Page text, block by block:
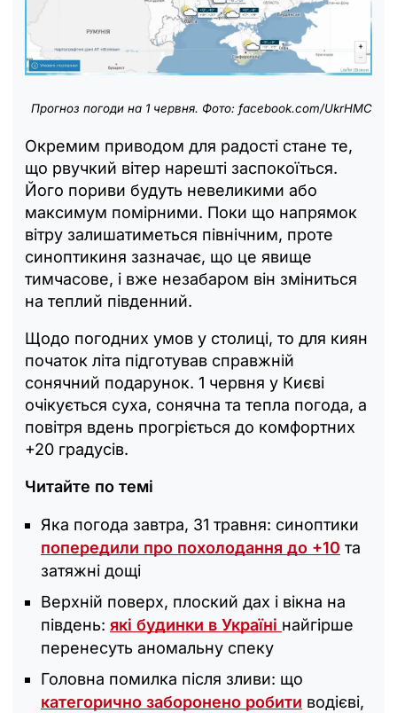
Прогноз погоди на 1 червня. Фото: facebook.com/UkrHMC
Окремим приводом для радості стане те,
що рвучкий вітер нарешті заспокоїться.
Його пориви будуть невеликими або
максимум помірними. Поки що напрямок
вітру залишатиметься північним, проте
синоптикиня зазначає, що це явище
тимчасове, і вже незабаром він зміниться
на теплий південний.
Щодо погодних умов у столиці, то для киян
початок літа підготував справжній
сонячний подарунок. 1 червня у Києві
очікується суха, сонячна та тепла погода, а
повітря вдень прогріється до комфортних
+20 градусів.
Читайте по темі
Яка погода завтра, 31 травня: синоптики
попередили про похолодання до +10 та
затяжні дощі
Верхній поверх, плоский дах і вікна на
південь: які будинки в Україні найгірше
перенесуть аномальну спеку
Головна помилка після зливи: що
категорично заборонено робити водієві,